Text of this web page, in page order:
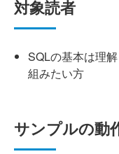
対象読者
SQLの基本は理
組みたい方
サンプルの動